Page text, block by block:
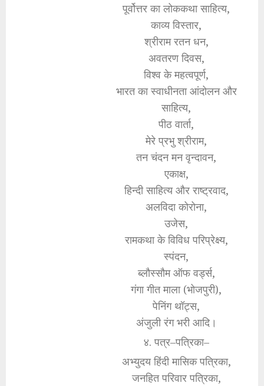
पूर्वोत्तर का लोककथा साहित्य,
काव्य विस्तार,
श्रीराम रतन धन,
अवतरण दिवस,
विश्व के महत्वपूर्ण,
भारत का स्वाधीनता आंदोलन और
साहित्य,
पीठ वार्ता,
मेरे प्रभु श्रीराम,
तन चंदन मन वृन्दावन,
एकाक्ष,
हिन्दी साहित्य और राष्ट्रवाद,
अलविदा कोरोना,
उजेस,
रामकथा के विविध परिप्रेक्ष्य,
स्पंदन,
ब्लौस्सौम ऑफ वर्ड्स,
गंगा गीत माला (भोजपुरी),
पेनिंग थॉट्स,
अंजुली रंग भरी आदि।
४. पत्र–पत्रिका–
अभ्युदय हिंदी मासिक पत्रिका,
जनहित परिवार पत्रिका,